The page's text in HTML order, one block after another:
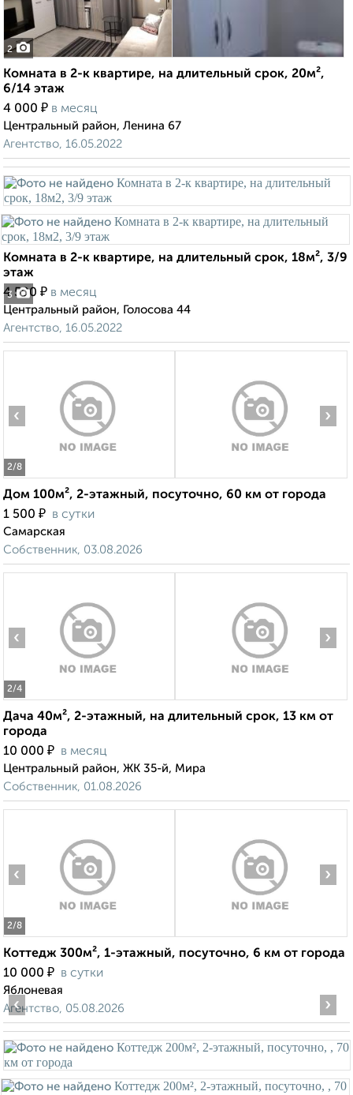
2
Комната в 2-к квартире, на длительный срок, 20м²,
6/14 этаж
4 000 ₽ в месяц
Центральный район, Ленина 67
Агентство, 16.05.2022
3
Комната в 2-к квартире, на длительный срок, 18м², 3/9
этаж
4 500 ₽ в месяц
Центральный район, Голосова 44
Агентство, 16.05.2022
2/8
‹ ›
Дом 100м², 2-этажный, посуточно, 60 км от города
1 500 ₽ в сутки
Самарская
Собственник, 03.08.2026
2/4
‹ ›
Дача 40м², 2-этажный, на длительный срок, 13 км от
города
10 000 ₽ в месяц
Центральный район, ЖК 35-й, Мира
Собственник, 01.08.2026
2/8
‹ ›
Коттедж 300м², 1-этажный, посуточно, 6 км от города
10 000 ₽ в сутки
Яблоневая
Агентство, 05.08.2026
‹ ›